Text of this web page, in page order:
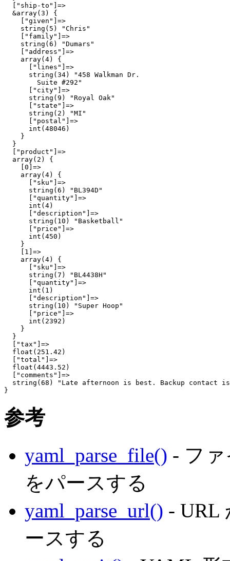
  ["ship-to"]=>
  &array(3) {
    ["given"]=>
    string(5) "Chris"
    ["family"]=>
    string(6) "Dumars"
    ["address"]=>
    array(4) {
      ["lines"]=>
      string(34) "458 Walkman Dr.
        Suite #292"
      ["city"]=>
      string(9) "Royal Oak"
      ["state"]=>
      string(2) "MI"
      ["postal"]=>
      int(48046)
    }
  }
  ["product"]=>
  array(2) {
    [0]=>
    array(4) {
      ["sku"]=>
      string(6) "BL394D"
      ["quantity"]=>
      int(4)
      ["description"]=>
      string(10) "Basketball"
      ["price"]=>
      int(450)
    }
    [1]=>
    array(4) {
      ["sku"]=>
      string(7) "BL4438H"
      ["quantity"]=>
      int(1)
      ["description"]=>
      string(10) "Super Hoop"
      ["price"]=>
      int(2392)
    }
  }
  ["tax"]=>
  float(251.42)
  ["total"]=>
  float(4443.52)
  ["comments"]=>
string(68) "Late afternoon is best. Backup contact
参考
yaml_parse_file() - フ
をパースする
yaml_parse_url() - URL
ースする